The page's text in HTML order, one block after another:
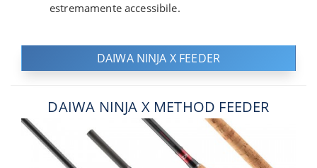
estremamente accessibile.
DAIWA NINJA X FEEDER
DAIWA NINJA X METHOD FEEDER